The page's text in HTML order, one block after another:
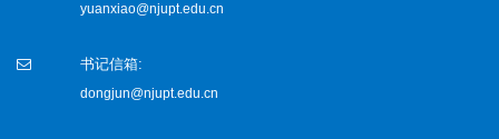
yuanxiao@njupt.edu.cn
书记信箱:
dongjun@njupt.edu.cn